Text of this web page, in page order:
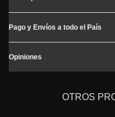
Pago y Envíos a todo el País
Opiniones
OTROS